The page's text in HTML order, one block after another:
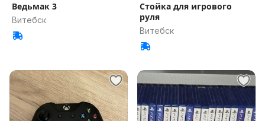
Ведьмак 3
Витебск
Стойка для игрового
руля
Витебск